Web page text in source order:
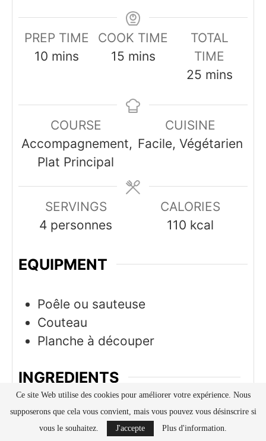
PREP TIME
10minutes
mins
COOK TIME
15minutes
mins
TOTAL
TIME
25minutes
mins
COURSE
Accompagnement,
Plat Principal
CUISINE
Facile, Végétarien
SERVINGS
4 personnes
CALORIES
110 kcal
EQUIPMENT
Poêle ou sauteuse
Couteau
Planche à découper
INGREDIENTS
Poêlée de carottes
carottes
bio si possible
Ce site Web utilise des cookies pour améliorer votre expérience. Nous
supposerons que cela vous convient, mais vous pouvez vous désinscrire si
vous le souhaitez.
J'accepte Plus d'information.